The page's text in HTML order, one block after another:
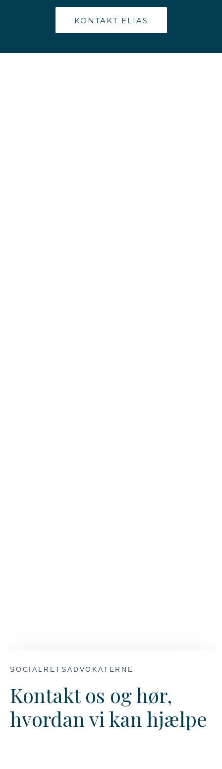
KONTAKT ELIAS
SOCIALRETSADVOKATERNE
Kontakt os og hør,
hvordan vi kan hjælpe